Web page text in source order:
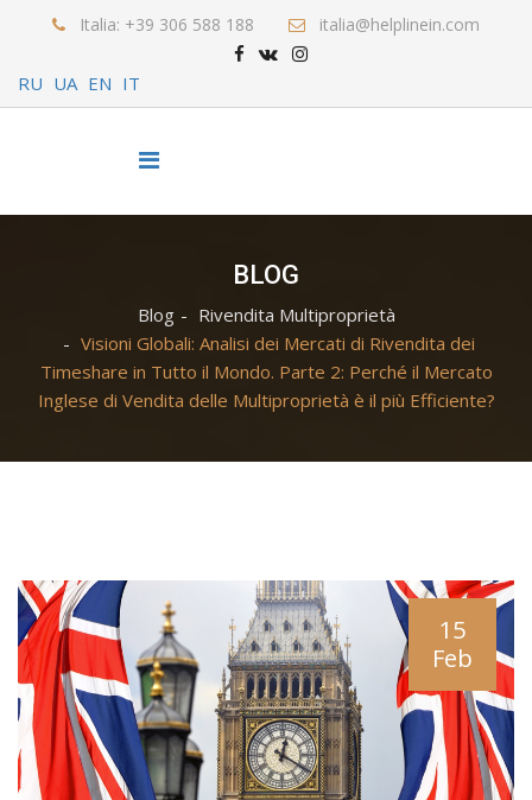
Italia: +39 306 588 188 italia@helplinein.com
RU UA EN IT
BLOG
Blog
Rivendita Multiproprietà
Visioni Globali: Analisi dei Mercati di Rivendita dei
Timeshare in Tutto il Mondo. Parte 2: Perché il Mercato
Inglese di Vendita delle Multiproprietà è il più Efficiente?
15
Feb